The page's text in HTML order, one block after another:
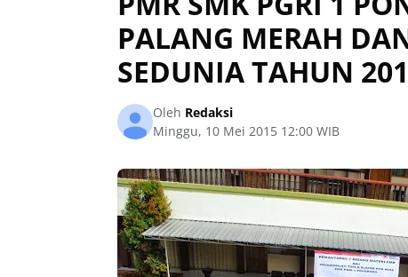
PALANG MERAH
SEDUNIA TAHUN
Oleh Redaksi
Minggu, 10 Mei 2015 12:00 WIB